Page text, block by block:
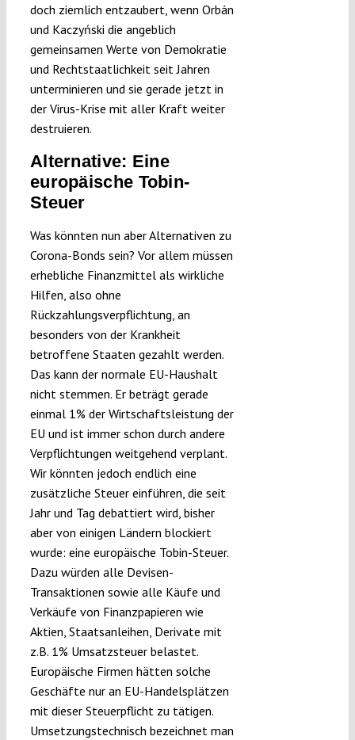
doch ziemlich entzaubert, wenn Orbán
und Kaczyński die angeblich
gemeinsamen Werte von Demokratie
und Rechtstaatlichkeit seit Jahren
unterminieren und sie gerade jetzt in
der Virus-Krise mit aller Kraft weiter
destruieren.
Alternative: Eine
europäische Tobin-
Steuer
Was könnten nun aber Alternativen zu
Corona-Bonds sein? Vor allem müssen
erhebliche Finanzmittel als wirkliche
Hilfen, also ohne
Rückzahlungsverpflichtung, an
besonders von der Krankheit
betroffene Staaten gezahlt werden.
Das kann der normale EU-Haushalt
nicht stemmen. Er beträgt gerade
einmal 1% der Wirtschaftsleistung der
EU und ist immer schon durch andere
Verpflichtungen weitgehend verplant.
Wir könnten jedoch endlich eine
zusätzliche Steuer einführen, die seit
Jahr und Tag debattiert wird, bisher
aber von einigen Ländern blockiert
wurde: eine europäische Tobin-Steuer.
Dazu würden alle Devisen-
Transaktionen sowie alle Käufe und
Verkäufe von Finanzpapieren wie
Aktien, Staatsanleihen, Derivate mit
z.B. 1% Umsatzsteuer belastet.
Europäische Firmen hätten solche
Geschäfte nur an EU-Handelsplätzen
mit dieser Steuerpflicht zu tätigen.
Umsetzungstechnisch bezeichnet man